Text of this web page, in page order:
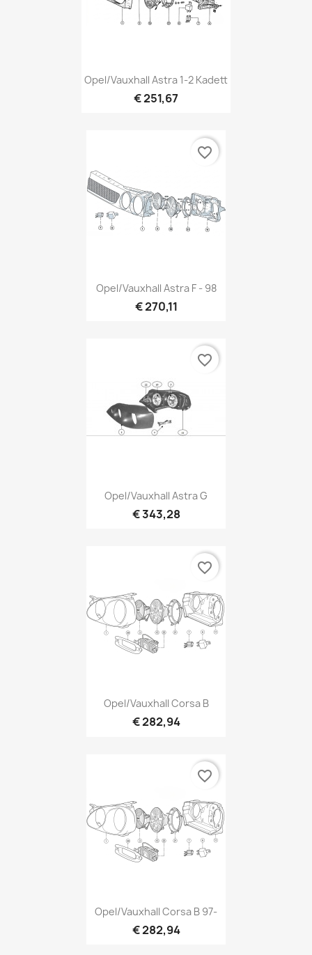
Opel/Vauxhall Astra 1-2 Kadett
€ 251,67
Opel/Vauxhall Astra F - 98
€ 270,11
favorite_border
Opel/Vauxhall Astra G
€ 343,28
favorite_border
Opel/Vauxhall Corsa B
€ 282,94
favorite_border
Opel/Vauxhall Corsa B 97-
€ 282,94
favorite_border